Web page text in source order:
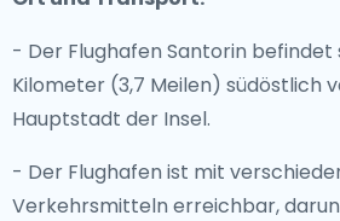
- Der Flughafen Santorin befindet
Kilometer (3,7 Meilen) südöstlich
Hauptstadt der Insel.
- Der Flughafen ist mit
Verkehrsmitteln erreichbar,